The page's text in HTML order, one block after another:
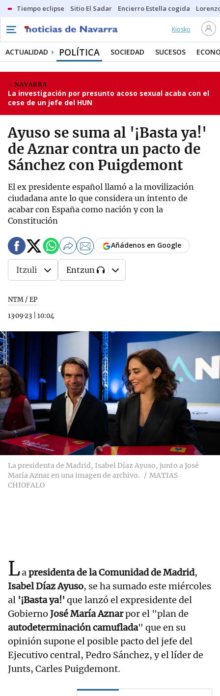
Tiempo eclipse Sitio El Sadar Encierro Estella cogida
Kiosko
ACTUALIDAD POLÍTICA SOCIEDAD SUCESOS
NAVARRA
La investigación por presunto acoso sexual acaba con el
cese de un jefe del HUN
Ayuso se suma al '¡Basta ya!'
de Aznar contra un pacto de
Sánchez con Puigdemont
El ex presidente español llamó a la movilización
ciudadana ante lo que considera un intento de
acabar con España como nación y con la
Constitución
NTM / EP
13·09·23
10:04
Añádenos en Google
Itzuli Entzun
La presidenta de Madrid, Isabel Díaz Ayuso, junto a José
María Aznar en una imagen de archivo.
MATIAS
CHIOFALO
Lapresidenta de la Comunidad de Madrid,
Isabel Díaz Ayuso, se ha sumado este miércoles
al '¡Basta ya!' que lanzó el expresidente del
Gobierno José María Aznarpor el "plan de
autodeterminación camuflada" que en su
opinión supone el posible pacto del jefe del
Ejecutivo central, Pedro Sánchez, y el líder de
Junts, Carles Puigdemont.